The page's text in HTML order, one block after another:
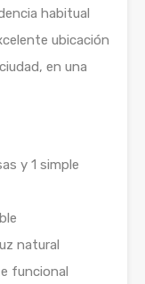
habitual
ubicación
en una
y 1 simple
natural
funcional